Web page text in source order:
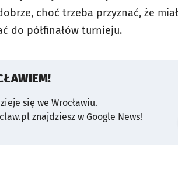
choć trzeba przyznać, że
do półfinałów turnieju.
się we Wrocławiu.
znajdziesz w Google News!